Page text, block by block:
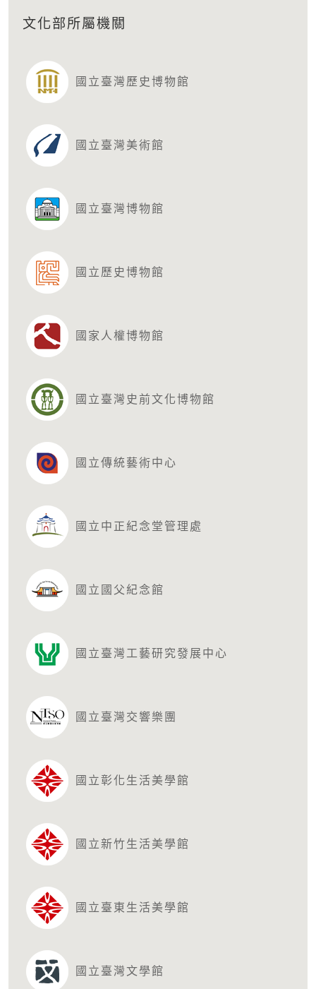
文化部所屬機關
國立臺灣歷史博物館
國立臺灣美術館
國立臺灣博物館
國立歷史博物館
國家人權博物館
國立臺灣史前文化博物館
國立傳統藝術中心
國立中正紀念堂管理處
國立國父紀念館
國立臺灣工藝研究發展中心
國立臺灣交響樂團
國立彰化生活美學館
國立新竹生活美學館
國立臺東生活美學館
國立臺灣文學館